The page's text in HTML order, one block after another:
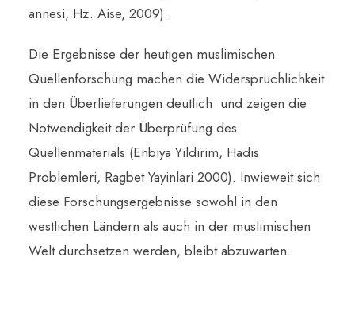
annesi, Hz. Aise, 2009).
Die Ergebnisse der heutigen muslimischen
Quellenforschung machen die Widersprüchlichkeit
in den Überlieferungen deutlich und zeigen die
Notwendigkeit der Überprüfung des
Quellenmaterials (Enbiya Yildirim, Hadis
Problemleri, Ragbet Yayinlari 2000). Inwieweit sich
diese Forschungsergebnisse sowohl in den
westlichen Ländern als auch in der muslimischen
Welt durchsetzen werden, bleibt abzuwarten.